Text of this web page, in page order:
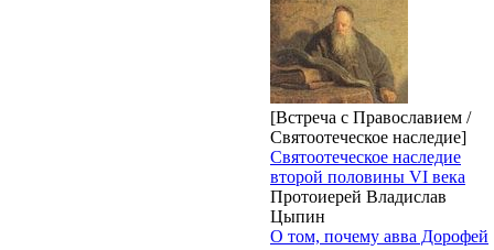
[Встреча с Православием /
Святоотеческое наследие]
Святоотеческое наследие
второй половины VI века
Протоиерей Владислав
Цыпин
О том, почему авва Дорофей